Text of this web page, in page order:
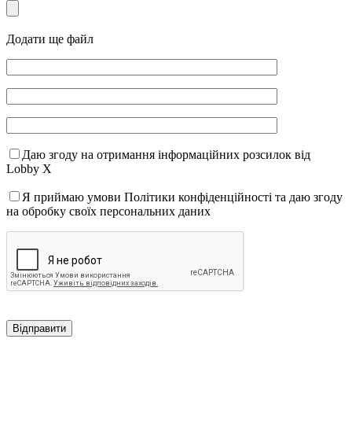
Додати ще файл
Даю згоду на отримання інформаційних розсилок від
Lobby X
Я приймаю умови Політики конфіденційності та даю згоду
на обробку своїх персональних даних